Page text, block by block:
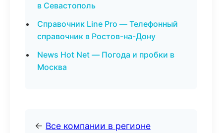
в Севастополь
Справочник Line Pro — Телефонный
справочник в Ростов-на-Дону
News Hot Net — Погода и пробки в
Москва
← Все компании в регионе